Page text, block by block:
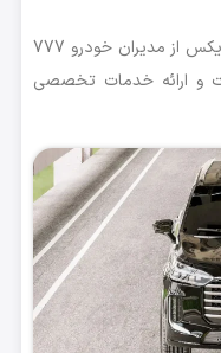
سورپرایز: الان وقتشه اکستریم وی ایکس از مدیران خودرو 777
و ارائه خدمات تخصصی